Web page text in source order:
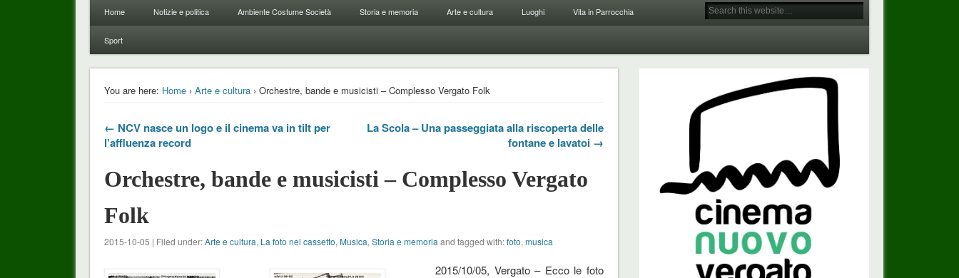
Home Notizie e politica Ambiente Costume Società Storia e memoria Arte e cultura Luoghi Vita in Parrocchia
Sport
You are here: Home› Arte e cultura› Orchestre, bande e musicisti – Complesso Vergato Folk
← NCV nasce un logo e il cinema va in tilt per
l’affluenza record
La Scola – Una passeggiata alla riscoperta delle
fontane e lavatoi →
Orchestre, bande e musicisti – Complesso Vergato
Folk
2015-10-05 | Filed under:Arte e cultura, La foto nel cassetto, Musica, Storia e memoria and tagged with:foto, musica
2015/10/05, Vergato – Ecco le foto